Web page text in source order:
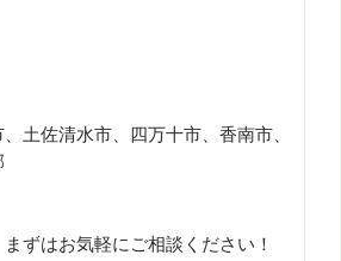
土佐清水市、四万十市、香南市、
ずはお気軽にご相談ください！